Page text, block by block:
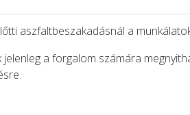
aszfaltbeszakadásnál a
a forgalom számára